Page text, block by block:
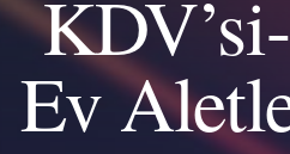
Ev